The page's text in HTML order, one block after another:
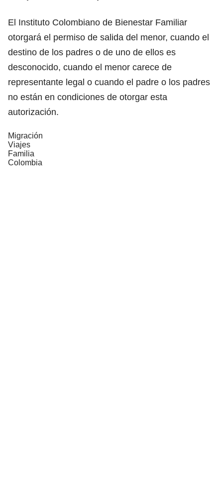
El Instituto Colombiano de Bienestar Familiar
otorgará el permiso de salida del menor, cuando el
destino de los padres o de uno de ellos es
desconocido, cuando el menor carece de
representante legal o cuando el padre o los padres
no están en condiciones de otorgar esta
autorización.
Migración
Viajes
Familia
Colombia